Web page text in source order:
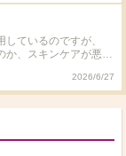
ているのですが、
か、スキンケアが悪い
地の成分なのか砂混
てすみません） せっ
手意識があります。
エッセンスを別日で使
… ちなみに
スタルの赤） もしく
ーションをどちらか
2026/6/27